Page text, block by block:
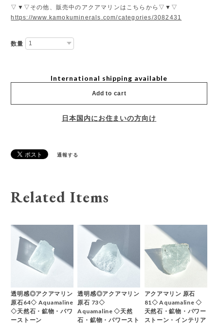
▽▼▽その他、販売中のアクアマリンはこちらから▽▼▽
https://www.kamokuminerals.com/categories/3082431
数量
International shipping available
Add to cart
日本国内にお住まいの方向け
通報する
Related Items
透明感◎アクアマリン
原石64◇ Aquamaline
◇天然石・鉱物・パワ
ーストーン
透明感◎アクアマリン
原石 73◇
Aquamaline ◇天然
石・鉱物・パワースト
アクアマリン 原石
81◇ Aquamaline ◇
天然石・鉱物・パワー
ストーン・インテリア